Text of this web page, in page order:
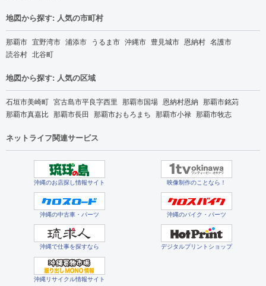
地図から探す: 人気の市町村
那覇市 宜野湾市 浦添市 うるま市 沖縄市 豊見城市 恩納村 名護市
読谷村 北谷町
地図から探す: 人気の区域
石垣市美崎町 宮古島市平良字西里 那覇市国場 恩納村恩納 那覇市銘苅
那覇市真嘉比 那覇市長田 那覇市おもろまち 那覇市小禄 那覇市牧志
ネットライフ関連サービス
沖縄のお店探し情報サイト 映像制作のことなら！
沖縄の中古車・パーツ 沖縄のバイク・パーツ
沖縄で仕事を探すなら デジタルプリントショップ
沖縄リサイクル情報サイト